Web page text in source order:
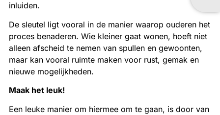
inluiden.
De sleutel ligt vooral in de manier waarop ouderen het
proces benaderen. Wie kleiner gaat wonen, hoeft niet
alleen afscheid te nemen van spullen en gewoonten,
maar kan vooral ruimte maken voor rust, gemak en
nieuwe mogelijkheden.
Maak het leuk!
Een leuke manier om hiermee om te gaan, is door van